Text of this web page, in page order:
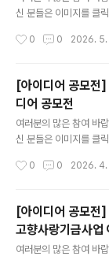
팀(개인포함) ◎ 지원규
cf.or.kr 많은 분들의 관
신 분들은 이미지를 클
(원)생 또는 팀(5인 이내
월 30일(목)까지발표
지경진대회 당일 현장
월 18일(월) ◎ 수상혜택
가점(서류전형) 부여-
제품 교육 등)- 누리집,
장려 6건)- 훈격 : 농림
0 0 2026. 5.
[아이디어 공모전]
디어 공모전
여러분의 많은 참여 바
신 분들은 이미지를 클
는 모든 순간은 티머
별한 가치가 됩니다티
비스들, 이런 기능 있으
◎ 지원 자격- 공모전 참
등 제한 없음)- 개인 또
0 0 2026.
[아이디어 공모전
고향사랑기금사업
여러분의 많은 참여 바